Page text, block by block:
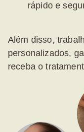
rápido e
Além disso,
personalizados,
receba o